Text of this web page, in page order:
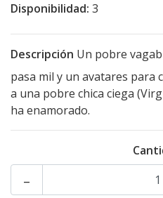
Disponibilidad: 3
Descripción Un pobre
pasa mil y un avatares para
a una pobre chica ciega
ha enamorado.
-